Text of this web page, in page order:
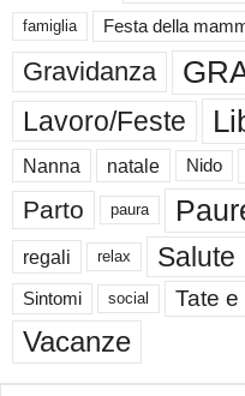
famiglia Festa della
Gravidanza
Lavoro/Feste
Nanna natale Nido
Parto paura
regali relax Salute
Sintomi social Tate
Vacanze